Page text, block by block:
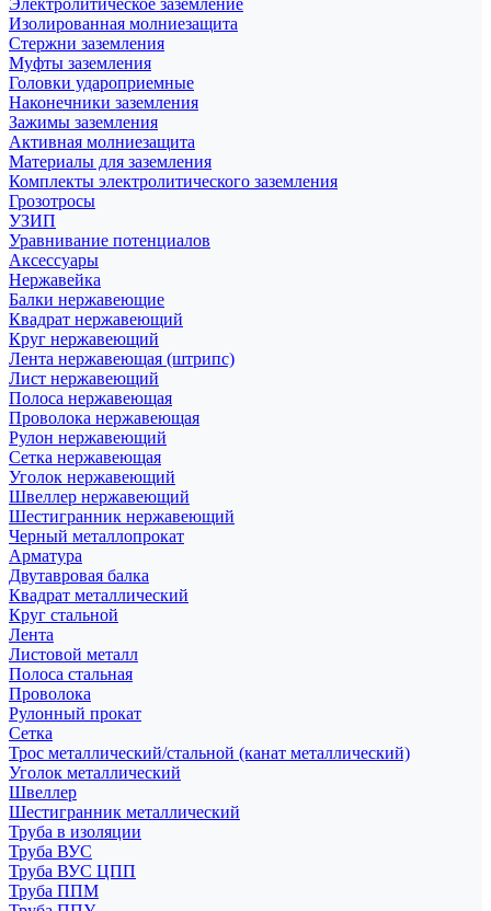
Электролитическое заземление
Изолированная молниезащита
Стержни заземления
Муфты заземления
Головки удароприемные
Наконечники заземления
Зажимы заземления
Активная молниезащита
Материалы для заземления
Комплекты электролитического заземления
Грозотросы
УЗИП
Уравнивание потенциалов
Аксессуары
Нержавейка
Балки нержавеющие
Квадрат нержавеющий
Круг нержавеющий
Лента нержавеющая (штрипс)
Лист нержавеющий
Полоса нержавеющая
Проволока нержавеющая
Рулон нержавеющий
Сетка нержавеющая
Уголок нержавеющий
Швеллер нержавеющий
Шестигранник нержавеющий
Черный металлопрокат
Арматура
Двутавровая балка
Квадрат металлический
Круг стальной
Лента
Листовой металл
Полоса стальная
Проволока
Рулонный прокат
Сетка
Трос металлический/стальной (канат металлический)
Уголок металлический
Швеллер
Шестигранник металлический
Труба в изоляции
Труба ВУС
Труба ВУС ЦПП
Труба ППМ